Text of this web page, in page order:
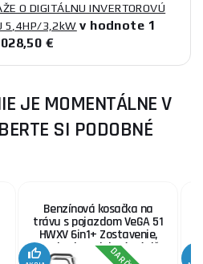
O DIGITÁLNU INVERTOROVÚ
5,4HP/3,2kW v hodnote 1
028,50 €
JE MOMENTÁLNE V
SI PODOBNÉ
Benzínová kosačka na
trávu s pojazdom VeGA 51
HWXV 6in1+ Zostavenie,
servis plus, olejová náplň